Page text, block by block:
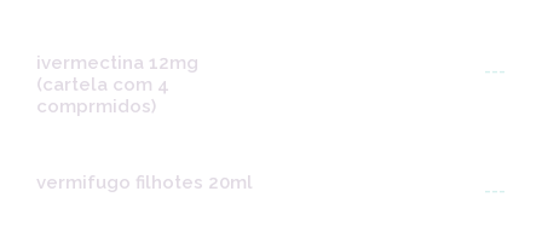
ivermectina 12mg
(cartela com 4
comprmidos)
---
vermifugo filhotes 20ml ---